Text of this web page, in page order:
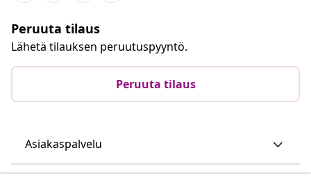
Peruuta tilaus
Lähetä tilauksen peruutuspyyntö.
Peruuta tilaus
Asiakaspalvelu